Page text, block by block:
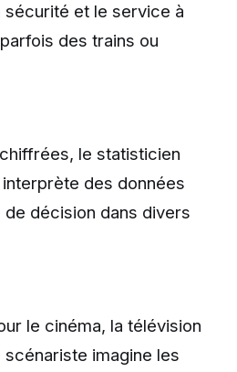
sécurité et le service à
des trains ou
le statisticien
des données
décision dans divers
le cinéma, la télévision
imagine les